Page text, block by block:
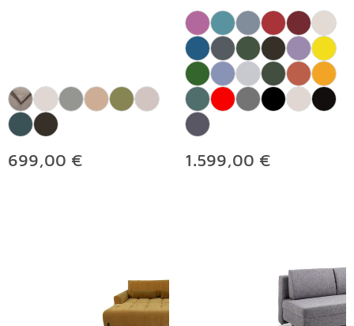
699,00 € 1.599,00 €